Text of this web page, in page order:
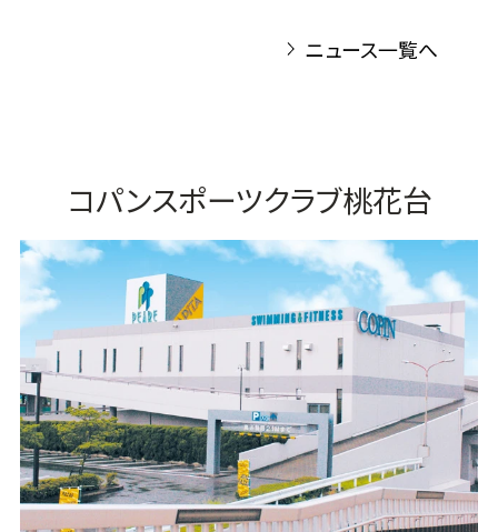
ニュース一覧へ
コパンスポーツクラブ桃花台